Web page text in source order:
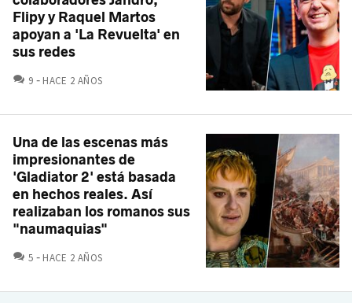
Flipy y Raquel Martos
apoyan a 'La Revuelta' en
sus redes
9 COMENTARIOS
HACE 2 AÑOS
Una de las escenas más
impresionantes de
'Gladiator 2' está basada
en hechos reales. Así
realizaban los romanos sus
"naumaquias"
5 COMENTARIOS
HACE 2 AÑOS